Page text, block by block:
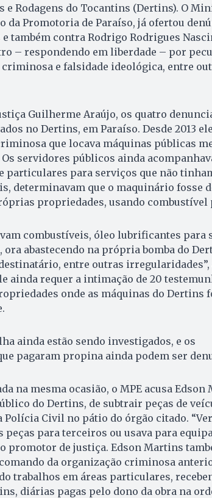
e Rodagens do Tocantins (Dertins). O
da Promotoria de Paraíso, já ofertou
também contra Rodrigo Rodrigues
– respondendo em liberdade – por
e falsidade ideológica, entre
Guilherme Araújo, os quatro
no Dertins, em Paraíso. Desde 2013
que locava máquinas públicas
servidores públicos ainda
particulares para serviços que não
determinavam que o maquinário fosse
propriedades, usando combustível
combustíveis, óleo lubrificantes para
abastecendo na própria bomba do
entre outras
ainda requer a intimação de 20
onde as máquinas do Dertins
ainda estão sendo investigados, e os
pagaram propina ainda podem ser
na mesma ocasião, o MPE acusa Edson
do Dertins, de subtrair peças de
Polícia Civil no pátio do órgão citado.
peças para terceiros ou usava para
promotor de justiça. Edson Martins
da organização criminosa
trabalhos em áreas particulares,
diárias pagas pelo dono da obra na